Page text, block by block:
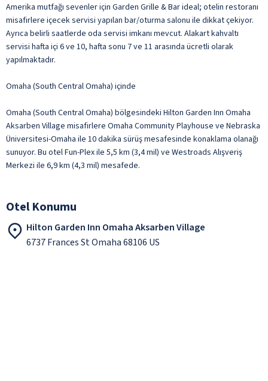
Amerika mutfağı sevenler için Garden Grille & Bar ideal; otelin restoranı
misafirlere içecek servisi yapılan bar/oturma salonu ile dikkat çekiyor.
Ayrıca belirli saatlerde oda servisi imkanı mevcut. Alakart kahvaltı
servisi hafta içi 6 ve 10, hafta sonu 7 ve 11 arasında ücretli olarak
yapılmaktadır.
Omaha (South Central Omaha) içinde
Omaha (South Central Omaha) bölgesindeki Hilton Garden Inn Omaha
Aksarben Village misafirlere Omaha Community Playhouse ve Nebraska
Üniversitesi-Omaha ile 10 dakika sürüş mesafesinde konaklama olanağı
sunuyor. Bu otel Fun-Plex ile 5,5 km (3,4 mil) ve Westroads Alışveriş
Merkezi ile 6,9 km (4,3 mil) mesafede.
Otel Konumu
Hilton Garden Inn Omaha Aksarben Village
6737 Frances St Omaha 68106 US